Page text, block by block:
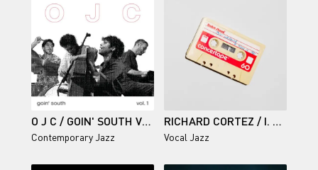
O J C / GOIN' SOUTH VOL. 1
Contemporary Jazz
RICHARD CORTEZ / I. SPRING
Vocal Jazz